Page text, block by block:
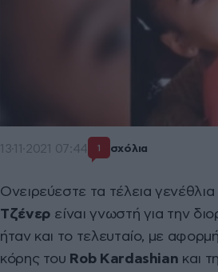
13·11·2021 07:44 1 σχόλια
Ονειρεύεστε τα τέλεια
Τζένερ είναι γνωστή για την
ήταν και το τελευταίο, με
κόρης του Rob Kardashian και